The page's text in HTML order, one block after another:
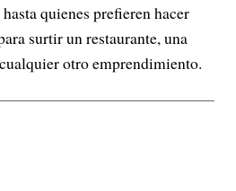
quienes prefieren hacer
surtir un restaurante, una
otro emprendimiento.